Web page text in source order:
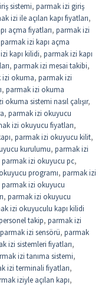
sistemi, parmak izi giriş
izi ile açılan kapı fiyatları,
açma fiyatları, parmak izi
parmak izi kapı açma
kapı kilidi, parmak izi kapı
, parmak izi mesai takibi,
izi okuma, parmak izi
, parmak izi okuma
okuma sistemi nasıl çalışır,
, parmak izi okuyucu
izi okuyucu fiyatları,
, parmak izi okuyucu kilit,
kurulumu, parmak izi
parmak izi okuyucu pc,
programı, parmak izi
parmak izi okuyucu
, parmak izi okuyucu
izi okuyuculu kapı kilidi
takip, parmak izi
parmak izi sensörü, parmak
izi sistemleri fiyatları,
izi tanıma sistemi,
izi terminali fiyatları,
iziyle açılan kapı,